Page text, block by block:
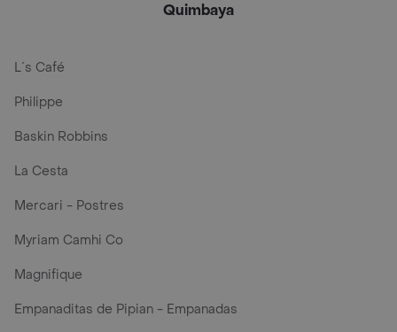
Quimbaya
L´s Café
Philippe
Baskin Robbins
La Cesta
Mercari - Postres
Myriam Camhi Co
Magnifique
Empanaditas de Pipian - Empanadas